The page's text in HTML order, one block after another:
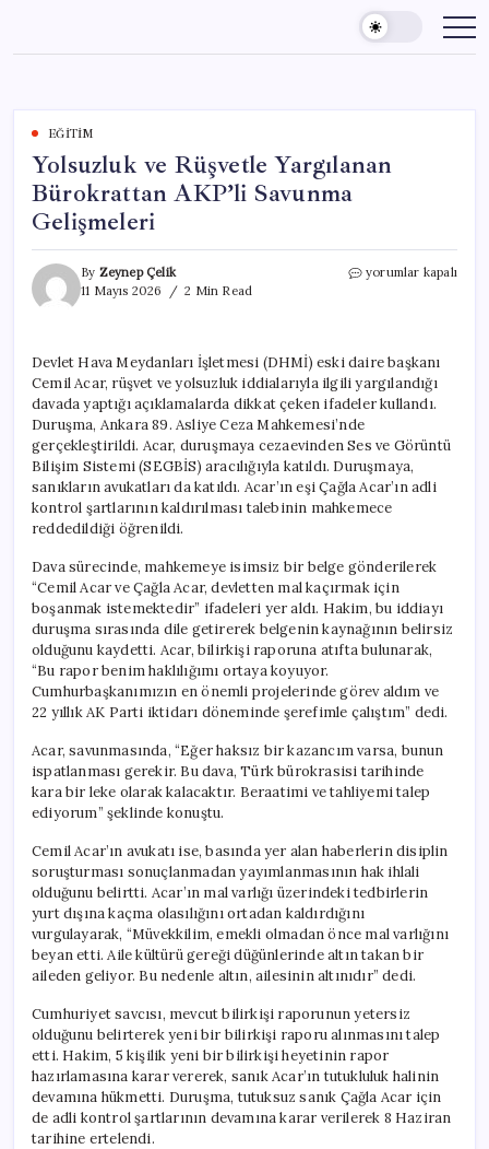
content
EĞITIM
Yolsuzluk ve Rüşvetle Yargılanan
Bürokrattan AKP’li Savunma
Gelişmeleri
By Zeynep Çelik
11 Mayıs 2026
2 Min Read
Yolsuzluk
AKP’li
Savunma
Gelişmeleri
yorumlar kapalı
Devlet Hava Meydanları İşletmesi (DHMİ) eski daire başkanı
Cemil Acar, rüşvet ve yolsuzluk iddialarıyla ilgili yargılandığı
davada yaptığı açıklamalarda dikkat çeken ifadeler kullandı.
Duruşma, Ankara 89. Asliye Ceza Mahkemesi’nde
gerçekleştirildi. Acar, duruşmaya cezaevinden Ses ve Görüntü
Bilişim Sistemi (SEGBİS) aracılığıyla katıldı. Duruşmaya,
sanıkların avukatları da katıldı. Acar’ın eşi Çağla Acar’ın adli
kontrol şartlarının kaldırılması talebinin mahkemece
reddedildiği öğrenildi.
Dava sürecinde, mahkemeye isimsiz bir belge gönderilerek
“Cemil Acar ve Çağla Acar, devletten mal kaçırmak için
boşanmak istemektedir” ifadeleri yer aldı. Hakim, bu iddiayı
duruşma sırasında dile getirerek belgenin kaynağının belirsiz
olduğunu kaydetti. Acar, bilirkişi raporuna atıfta bulunarak,
“Bu rapor benim haklılığımı ortaya koyuyor.
Cumhurbaşkanımızın en önemli projelerinde görev aldım ve
22 yıllık AK Parti iktidarı döneminde şerefimle çalıştım” dedi.
Acar, savunmasında, “Eğer haksız bir kazancım varsa, bunun
ispatlanması gerekir. Bu dava, Türk bürokrasisi tarihinde
kara bir leke olarak kalacaktır. Beraatimi ve tahliyemi talep
ediyorum” şeklinde konuştu.
Cemil Acar’ın avukatı ise, basında yer alan haberlerin disiplin
soruşturması sonuçlanmadan yayımlanmasının hak ihlali
olduğunu belirtti. Acar’ın mal varlığı üzerindeki tedbirlerin
yurt dışına kaçma olasılığını ortadan kaldırdığını
vurgulayarak, “Müvekkilim, emekli olmadan önce mal varlığını
beyan etti. Aile kültürü gereği düğünlerinde altın takan bir
aileden geliyor. Bu nedenle altın, ailesinin altınıdır” dedi.
Cumhuriyet savcısı, mevcut bilirkişi raporunun yetersiz
olduğunu belirterek yeni bir bilirkişi raporu alınmasını talep
etti. Hakim, 5 kişilik yeni bir bilirkişi heyetinin rapor
hazırlamasına karar vererek, sanık Acar’ın tutukluluk halinin
devamına hükmetti. Duruşma, tutuksuz sanık Çağla Acar için
de adli kontrol şartlarının devamına karar verilerek 8 Haziran
tarihine ertelendi.